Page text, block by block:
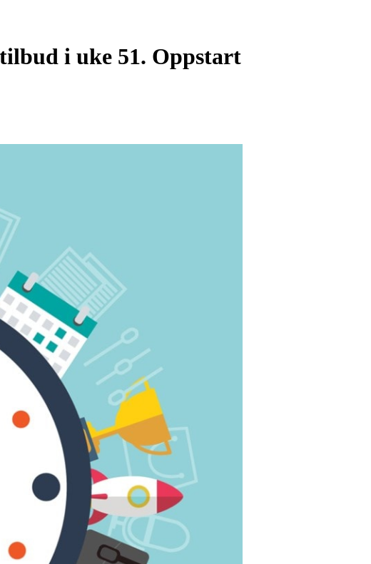
i uke 51. Oppstart